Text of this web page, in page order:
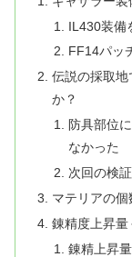
IL430装備
FF14パッ
伝説の採取
か？
防具部位
なかった
次回の検
マテリアの
錬精度上昇
錬精上昇